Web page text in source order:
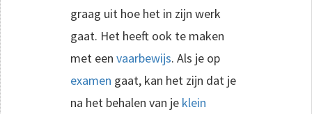
graag uit hoe het in zijn werk
gaat. Het heeft ook te maken
met een vaarbewijs. Als je op
examen gaat, kan het zijn dat je
na het behalen van je klein